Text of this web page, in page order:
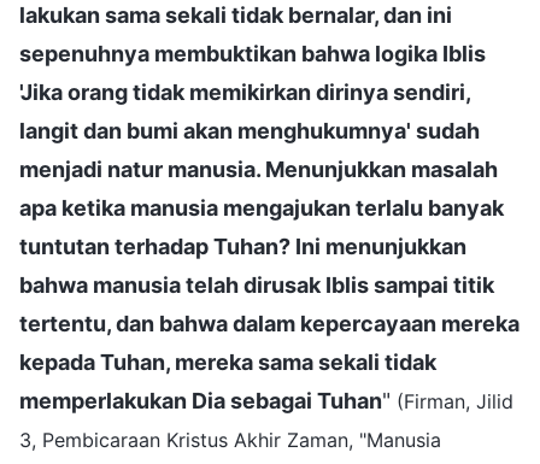
lakukan sama sekali tidak bernalar, dan ini
sepenuhnya membuktikan bahwa logika Iblis
'Jika orang tidak memikirkan dirinya sendiri,
langit dan bumi akan menghukumnya' sudah
menjadi natur manusia. Menunjukkan masalah
apa ketika manusia mengajukan terlalu banyak
tuntutan terhadap Tuhan? Ini menunjukkan
bahwa manusia telah dirusak Iblis sampai titik
tertentu, dan bahwa dalam kepercayaan mereka
kepada Tuhan, mereka sama sekali tidak
memperlakukan Dia sebagai Tuhan" (Firman, Jilid
3, Pembicaraan Kristus Akhir Zaman, "Manusia